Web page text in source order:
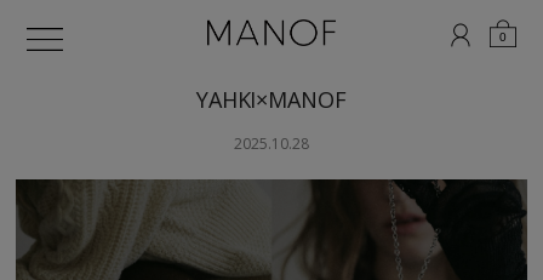
0
YAHKI×MANOF
2025.10.28